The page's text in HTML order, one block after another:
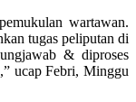
wartawan.
tugas peliputan di
& diproses
ucap Febri, Minggu